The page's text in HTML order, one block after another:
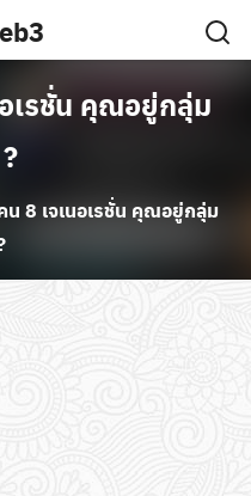
เรชั่น คุณอยู่กลุ่ม
8 เจเนอเรชั่น คุณอยู่กลุ่ม